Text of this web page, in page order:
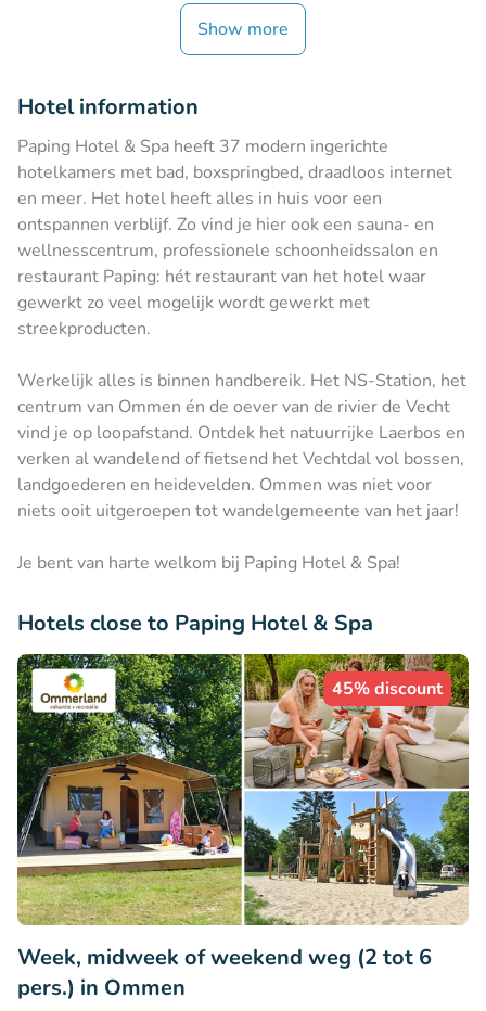
Show more
Hotel information
Paping Hotel & Spa heeft 37 modern ingerichte
hotelkamers met bad, boxspringbed, draadloos internet
en meer. Het hotel heeft alles in huis voor een
ontspannen verblijf. Zo vind je hier ook een sauna- en
wellnesscentrum, professionele schoonheidssalon en
restaurant Paping: hét restaurant van het hotel waar
gewerkt zo veel mogelijk wordt gewerkt met
streekproducten.
Werkelijk alles is binnen handbereik. Het NS-Station, het
centrum van Ommen én de oever van de rivier de Vecht
vind je op loopafstand. Ontdek het natuurrijke Laerbos en
verken al wandelend of fietsend het Vechtdal vol bossen,
landgoederen en heidevelden. Ommen was niet voor
niets ooit uitgeroepen tot wandelgemeente van het jaar!
Je bent van harte welkom bij Paping Hotel & Spa!
Hotels close to Paping Hotel & Spa
45% discount
Week, midweek of weekend weg (2 tot 6
pers.) in Ommen